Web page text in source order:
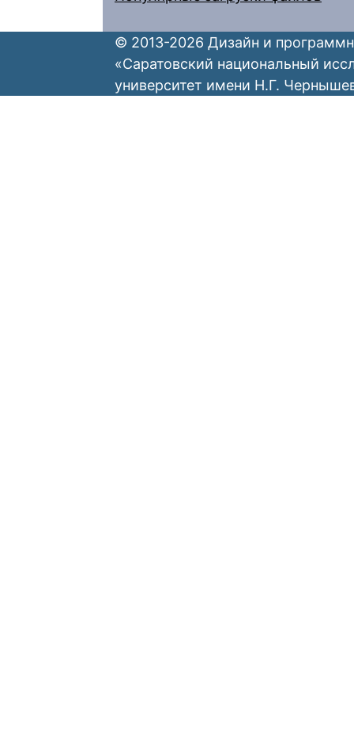
© 2013-2026 Дизайн и
«Саратовский национальный
университет имени Н.Г.